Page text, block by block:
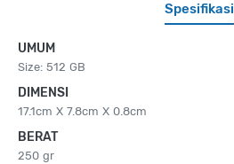
Spesifikasi
UMUM
Size: 512 GB
DIMENSI
17.1cm X 7.8cm X 0.8cm
BERAT
250 gr